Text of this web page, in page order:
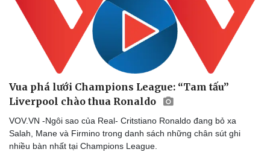
Vua phá lưới Champions League: “Tam tấu”
Liverpool chào thua Ronaldo
VOV.VN -Ngôi sao của Real- Critstiano Ronaldo đang bỏ xa
Salah, Mane và Firmino trong danh sách những chân sút ghi
nhiều bàn nhất tại Champions League.